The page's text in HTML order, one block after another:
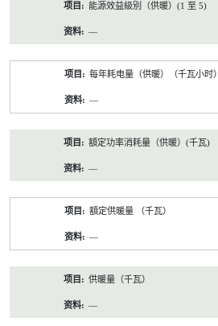
能源效益級別（供暖）(1 至 5)
—
每年耗电量（供暖）（千瓦小时）
—
額定功率消耗量（供暖）(千瓦)
—
額定供暖量 （千瓦）
—
供暖量（千瓦）
—